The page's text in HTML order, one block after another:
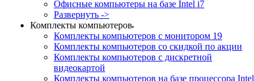
Офисные компьютеры на базе Intel i7
Развернуть ->
Комплекты компьютеров
Комплекты компьютеров с монитором 19
Комплекты компьютеров со скидкой по акции
Комплекты компьютеров с дискретной
видеокартой
Комплекты компьютеров на базе процессора Intel